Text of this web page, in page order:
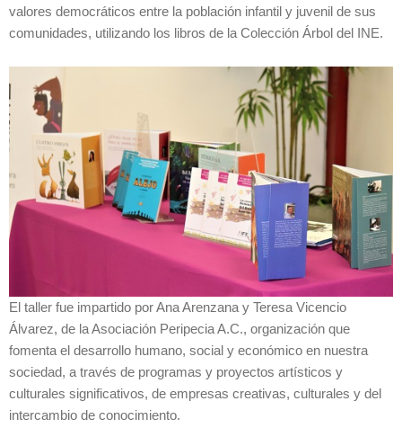
valores democráticos entre la población infantil y juvenil de sus
comunidades, utilizando los libros de la Colección Árbol del INE.
El taller fue impartido por Ana Arenzana y Teresa Vicencio
Álvarez, de la Asociación Peripecia A.C., organización que
fomenta el desarrollo humano, social y económico en nuestra
sociedad, a través de programas y proyectos artísticos y
culturales significativos, de empresas creativas, culturales y del
intercambio de conocimiento.